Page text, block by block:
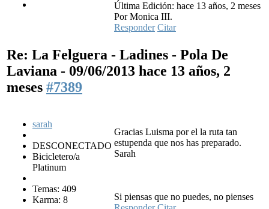
Última Edición: hace 13 años, 2 meses
Por Monica III.
Responder Citar
Re: La Felguera - Ladines - Pola De
Laviana - 09/06/2013 hace 13 años, 2
meses #7389
sarah
DESCONECTADO
Bicicletero/a
Platinum
Temas: 409
Karma: 8
Gracias Luisma por el la ruta tan
estupenda que nos has preparado.
Sarah
Si piensas que no puedes, no pienses